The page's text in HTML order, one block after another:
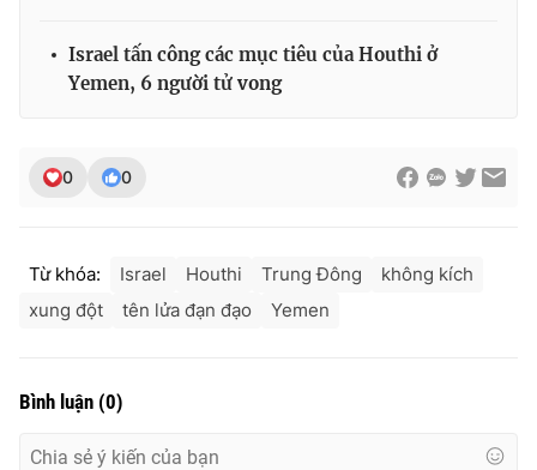
Israel tấn công các mục tiêu của Houthi ở
Yemen, 6 người tử vong
0 0
Từ khóa: Israel Houthi Trung Đông
không kích
xung đột
tên lửa đạn đạo Yemen
Bình luận (0)